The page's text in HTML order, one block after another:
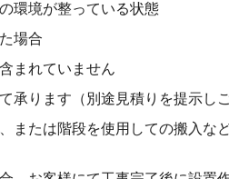
環境が整っている状態
場合
まれていません
ります（別途見積りを提示し
または階段を使用しての搬入な